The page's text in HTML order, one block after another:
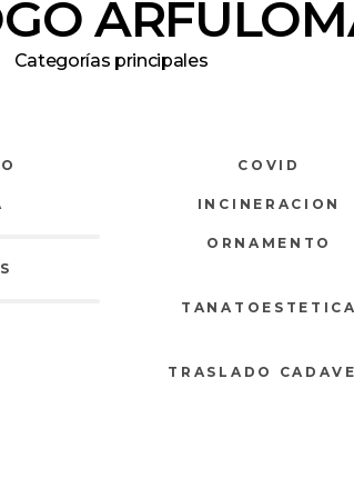
Categorías principales
COVID
INCINERACION
ORNAMENTO
TANATOESTETICA
TRASLADO